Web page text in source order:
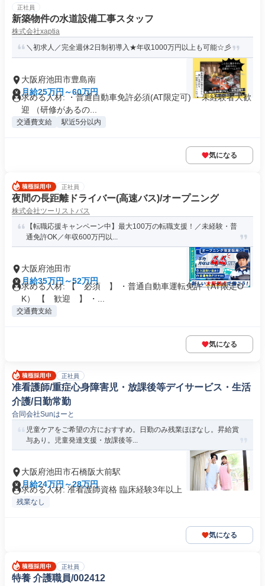
正社員
新築物件の水道設備工事スタッフ
株式会社xaptia
＼初求人／完全週休2日制初導入★年収1000万円以上も可能☆彡
大阪府池田市豊島南
月給25万円～60万円
求める人材: ・普通自動車免許必須(AT限定可) ・未経験者大歓
迎 （研修があるの...
交通費支給 駅近5分以内
気になる
正社員
夜間の長距離ドライバー(高速バス)/オープニング
株式会社ツーリストバス
【転職応援キャンペーン中】最大100万の転職支援！／未経験・普
通免許OK／年収600万円以...
大阪府池田市
月給35万円～52万円
求める人材: 【 必須 】 ・普通自動車運転免許（AT限定O
K） 【 歓迎 】 ・...
交通費支給
気になる
正社員
准看護師/重症心身障害児・放課後等デイサービス・生活
介護/日勤常勤
合同会社Sunはーと
児童ケアをご希望の方におすすめ。日勤のみ残業ほぼなし。昇給賞
与あり。児童発達支援・放課後等...
大阪府池田市石橋阪大前駅
月給24万円～28万円
求める人材: 准看護師資格 臨床経験3年以上
残業なし
気になる
正社員
特養 介護職員/002412